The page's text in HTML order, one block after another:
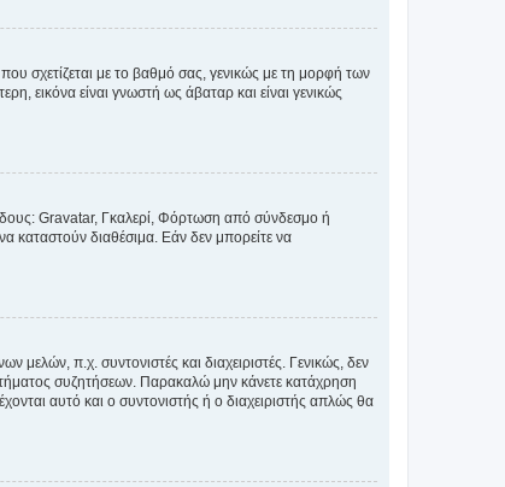
σχετίζεται με το βαθμό σας, γενικώς με τη μορφή των
εικόνα είναι γνωστή ως άβαταρ και είναι γενικώς
Gravatar, Γκαλερί, Φόρτωση από σύνδεσμο ή
καταστούν διαθέσιμα. Εάν δεν μπορείτε να
μελών, π.χ. συντονιστές και διαχειριστές. Γενικώς, δεν
συζητήσεων. Παρακαλώ μην κάνετε κατάχρηση
αυτό και ο συντονιστής ή ο διαχειριστής απλώς θα